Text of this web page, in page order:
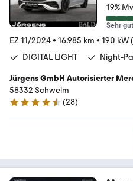
19%
Sehr
EZ 11/2024• 16.985 km • 190 kW
DIGITAL LIGHT
Night-
Jürgens GmbH Autorisierter
und Service
58332 Schwelm
4.5 Sterne
(28)